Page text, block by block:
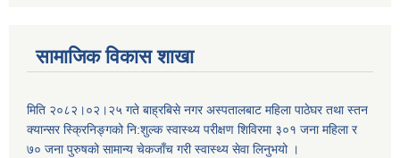
सामाजिक विकास शाखा
मिति २०८२।०२।२५ गते बाह्रबिसे नगर अस्पतालबाट महिला पाठेघर तथा स्तन
क्यान्सर स्क्रिनिङ्गको नि:शुल्क स्वास्थ्य परीक्षण शिविरमा ३०१ जना महिला र
७० जना पुरुषको सामान्य चेकजाँच गरी स्वास्थ्य सेवा लिनुभयो ।